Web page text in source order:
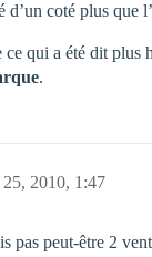
d’un coté plus que
qui a été dit plus
.
2010, 1:47
pas peut-être 2